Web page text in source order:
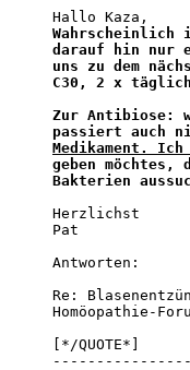
darauf hin nur
uns zu dem
C30, 2 x
Zur Antibiose:
Medikament.
geben
Bakterien
Herzlichst
Pat
Antworten:
Re:
[*/QUOTE*]